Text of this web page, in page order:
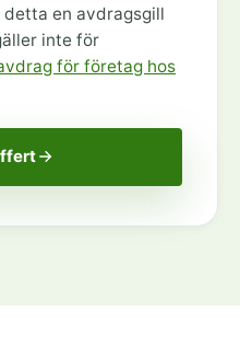
en avdragsgill
inte för
för företag hos